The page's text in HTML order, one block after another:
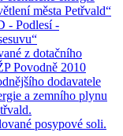
města Petřvald“
- Podlesí -
z dotačního
Povodně 2010
dodavatele
a zemního plynu
posypové soli.